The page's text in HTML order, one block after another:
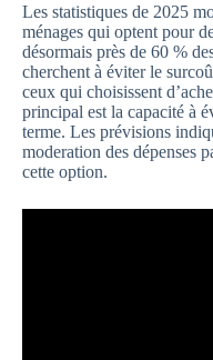
Les statistiques de 2025
ménages qui optent pour
désormais près de 60 %
cherchent à éviter le
ceux qui choisissent
principal est la capacité à
terme. Les prévisions
moderation des dépenses
cette option.